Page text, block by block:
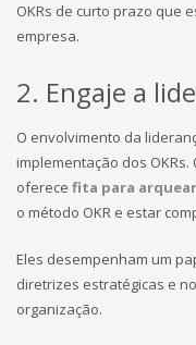
OKRs de curto prazo que
empresa.
2. Engaje a
O envolvimento da
implementação dos
oferece fita para
o método OKR e estar
Eles desempenham um
diretrizes estratégicas e
organização.